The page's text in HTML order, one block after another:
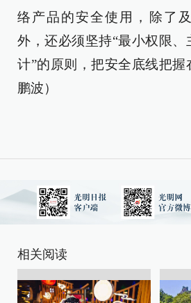
络产品的安全使用，除了
外，还必须坚持“最小权限、
计”的原则，把安全底线把握
鹏波）
相关阅读